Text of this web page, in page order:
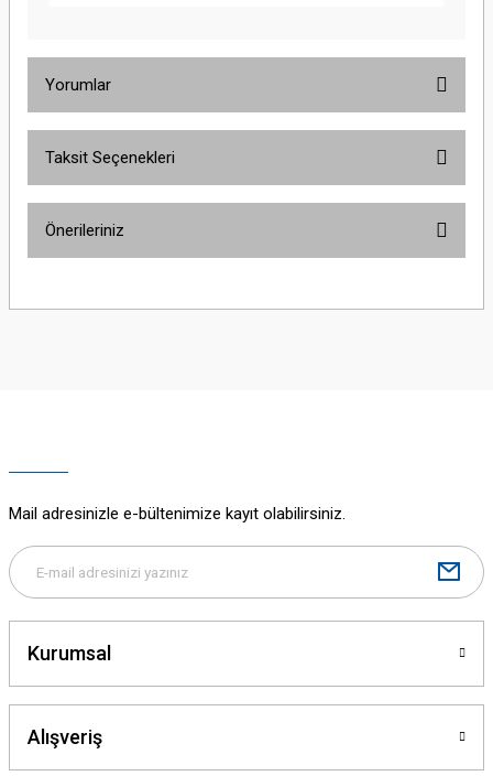
Yorumlar
Taksit Seçenekleri
Önerileriniz
yetersiz gördüğünüz noktaları öneri formunu kullanarak tarafımıza
Bu ürüne benzer farklı alternatifler olmalı.
Mail adresinizle e-bültenimize kayıt olabilirsiniz.
Kurumsal
Alışveriş